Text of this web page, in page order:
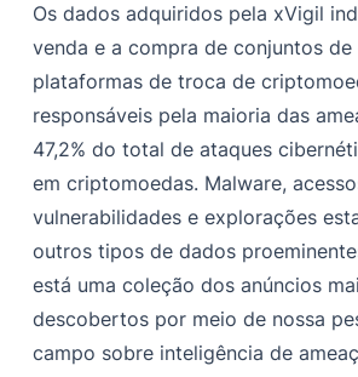
Os dados adquiridos pela xVigil
venda e a compra de conjuntos
plataformas de troca de
responsáveis pela maioria das
47,2% do total de ataques
em criptomoedas. Malware,
vulnerabilidades e explorações
outros tipos de dados
está uma coleção dos anúncios
descobertos por meio de nossa
campo sobre inteligência de